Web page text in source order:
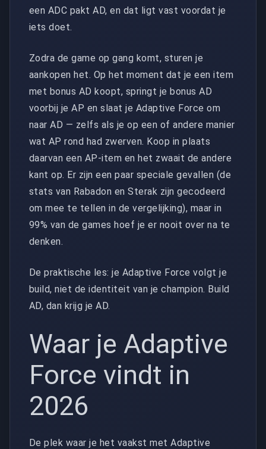
een ADC pakt AD, en dat ligt vast voordat je
iets doet.
Zodra de game op gang komt, sturen je
aankopen het. Op het moment dat je een item
met bonus AD koopt, springt je bonus AD
voorbij je AP en slaat je Adaptive Force om
naar AD — zelfs als je op een of andere manier
wat AP rond had zwerven. Koop in plaats
daarvan een AP-item en het zwaait de andere
kant op. Er zijn een paar speciale gevallen (de
stats van Rabadon en Sterak zijn gecodeerd
om mee te tellen in de vergelijking), maar in
99% van de games hoef je er nooit over na te
denken.
De praktische les: je Adaptive Force volgt je
build, niet de identiteit van je champion. Build
AD, dan krijg je AD.
Waar je Adaptive
Force vindt in
2026
De plek waar je het vaakst met Adaptive